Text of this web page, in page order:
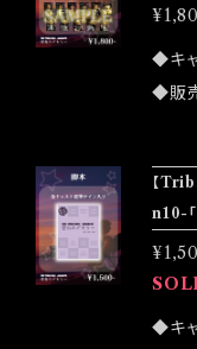
0/18:00
分 【レギュラーキャスト】 佐藤 大樹 吉成 聖恵
市原 奈
桜井 零士 腕トラ 【特別出
演】トン吉 【テーマ曲】
願い
夏。」
◆キ
◆販
【
n10-
◆キ